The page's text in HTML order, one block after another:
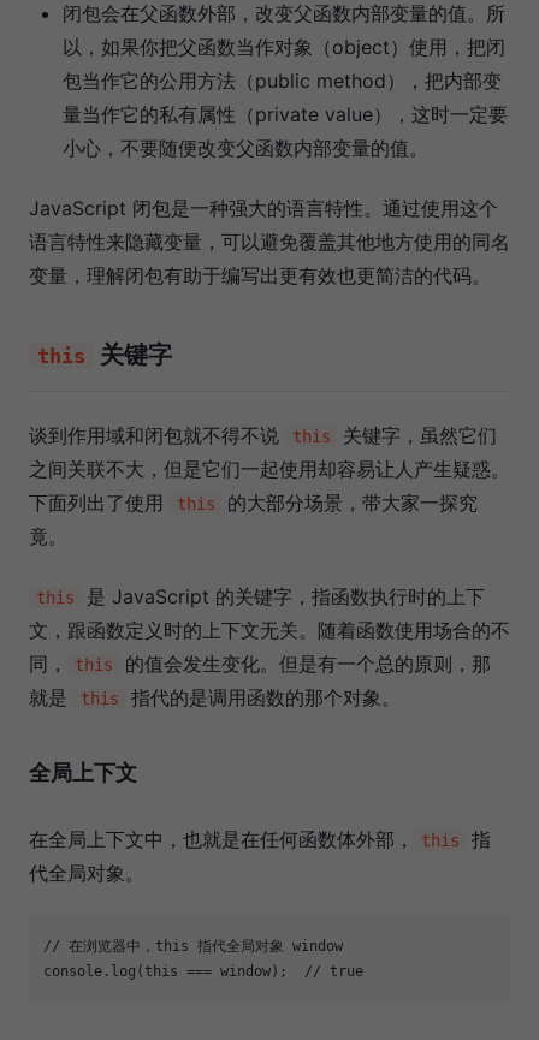
闭包会在父函数外部，改变父函数内部变量的值。所
以，如果你把父函数当作对象（object）使用，把闭
包当作它的公用方法（public method），把内部变
量当作它的私有属性（private value），这时一定要
小心，不要随便改变父函数内部变量的值。
JavaScript 闭包是一种强大的语言特性。通过使用这个
语言特性来隐藏变量，可以避免覆盖其他地方使用的同名
变量，理解闭包有助于编写出更有效也更简洁的代码。
this 关键字
谈到作用域和闭包就不得不说 this
关键字，虽然它们
之间关联不大，但是它们一起使用却容易让人产生疑惑。
下面列出了使用
this
的大部分场景，带大家一探究
竟。
this
是 JavaScript 的关键字，指函数执行时的上下
文，跟函数定义时的上下文无关。随着函数使用场合的不
同，
this
的值会发生变化。但是有一个总的原则，那
就是
this 指代的是调用函数的那个对象。
全局上下文
在全局上下文中，也就是在任何函数体外部， this
指
代全局对象。
// 在浏览器中，this 指代全局对象 window
console .log( this === window ); // true